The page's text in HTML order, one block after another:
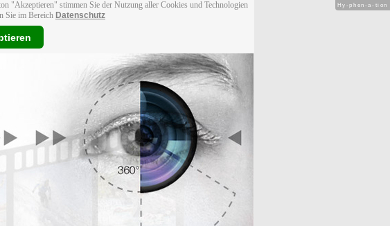
"Akzeptieren" stimmen Sie der Nutzung aller Cookies und Technologien
Sie im Bereich Datenschutz
Hy-phen-a-tion